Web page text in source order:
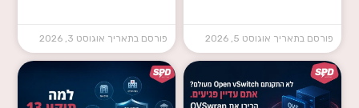
אוגוסט 5, 2026 אוגוסט 3, 2026